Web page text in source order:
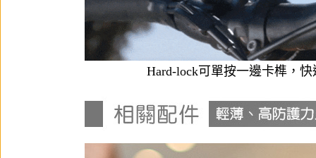
Hard-lock可單按一邊卡榫，